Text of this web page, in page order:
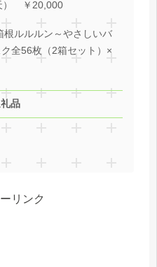
） ￥20,000
根ルルルン～やさしいバ
全56枚（2箱セット）×
品
リンク